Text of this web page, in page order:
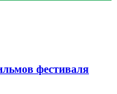
фестиваля